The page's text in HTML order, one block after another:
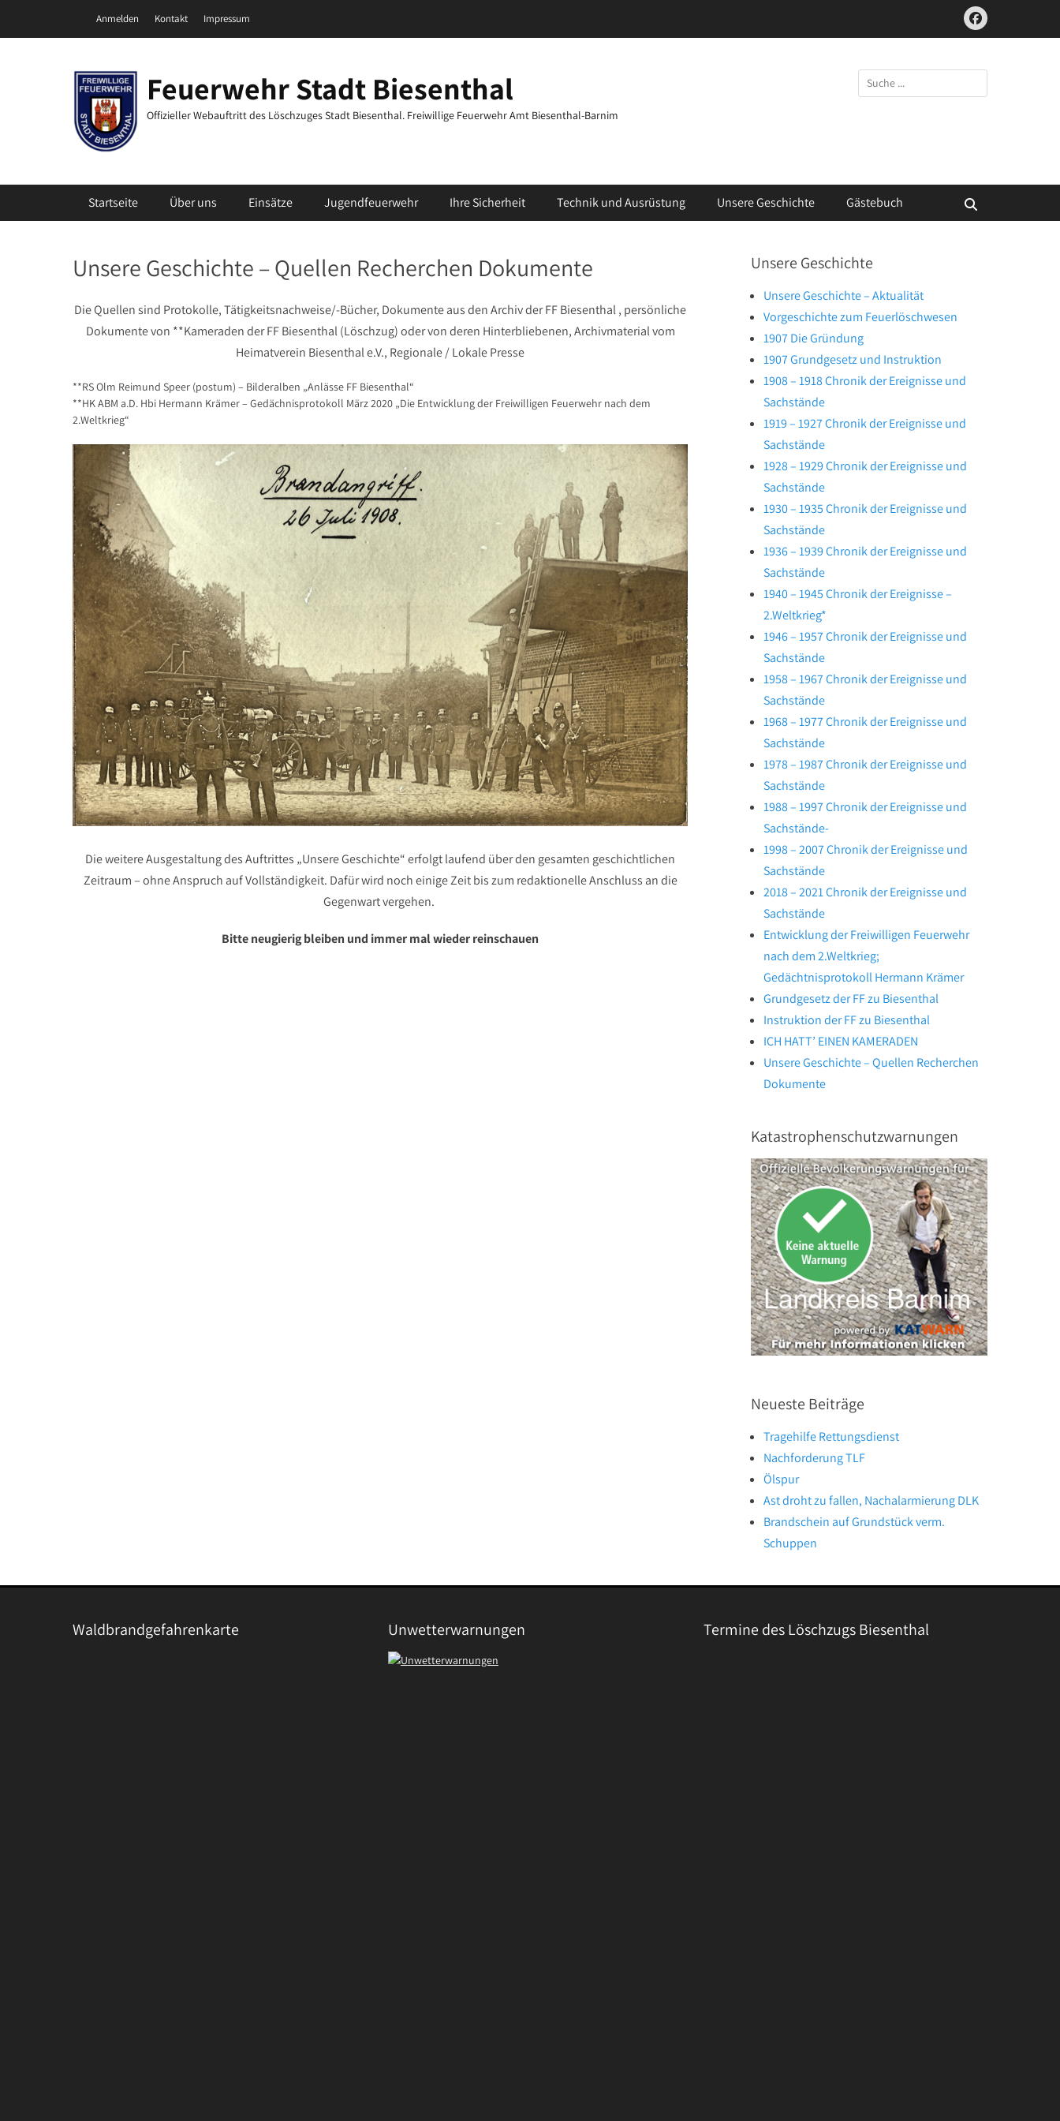
Header Top Menu
Anmelden Kontakt Impressum Facebook
Feuerwehr Stadt Biesenthal
Offizieller Webauftritt des Löschzuges Stadt Biesenthal. Freiwillige Feuerwehr Amt Biesenthal-Barnim
Suchen
nach:
Primäres Menü
Startseite Über uns Einsätze Jugendfeuerwehr Ihre Sicherheit Technik und Ausrüstung Unsere Geschichte Gästebuch
Unsere Geschichte – Quellen Recherchen Dokumente
Die Quellen sind Protokolle, Tätigkeitsnachweise/-Bücher, Dokumente aus den Archiv der FF Biesenthal , persönliche
Dokumente von **Kameraden der FF Biesenthal (Löschzug) oder von deren Hinterbliebenen, Archivmaterial vom
Heimatverein Biesenthal e.V., Regionale / Lokale Presse
**RS Olm Reimund Speer (postum) – Bilderalben „Anlässe FF Biesenthal“
**HK ABM a.D. Hbi Hermann Krämer – Gedächnisprotokoll März 2020 „Die Entwicklung der Freiwilligen Feuerwehr nach dem
2.Weltkrieg“
Die weitere Ausgestaltung des Auftrittes „Unsere Geschichte“ erfolgt laufend über den gesamten geschichtlichen
Zeitraum – ohne Anspruch auf Vollständigkeit. Dafür wird noch einige Zeit bis zum redaktionelle Anschluss an die
Gegenwart vergehen.
Bitte neugierig bleiben und immer mal wieder reinschauen
Unsere Geschichte
Unsere Geschichte – Aktualität
Vorgeschichte zum Feuerlöschwesen
1907 Die Gründung
1907 Grundgesetz und Instruktion
1908 – 1918 Chronik der Ereignisse und
Sachstände
1919 – 1927 Chronik der Ereignisse und
Sachstände
1928 – 1929 Chronik der Ereignisse und
Sachstände
1930 – 1935 Chronik der Ereignisse und
Sachstände
1936 – 1939 Chronik der Ereignisse und
Sachstände
1940 – 1945 Chronik der Ereignisse –
2.Weltkrieg*
1946 – 1957 Chronik der Ereignisse und
Sachstände
1958 – 1967 Chronik der Ereignisse und
Sachstände
1968 – 1977 Chronik der Ereignisse und
Sachstände
1978 – 1987 Chronik der Ereignisse und
Sachstände
1988 – 1997 Chronik der Ereignisse und
Sachstände-
1998 – 2007 Chronik der Ereignisse und
Sachstände
2018 – 2021 Chronik der Ereignisse und
Sachstände
Entwicklung der Freiwilligen Feuerwehr
nach dem 2.Weltkrieg;
Gedächtnisprotokoll Hermann Krämer
Grundgesetz der FF zu Biesenthal
Instruktion der FF zu Biesenthal
ICH HATT’ EINEN KAMERADEN
Unsere Geschichte – Quellen Recherchen
Dokumente
Katastrophenschutzwarnungen
Neueste Beiträge
Tragehilfe Rettungsdienst
Nachforderung TLF
Ölspur
Ast droht zu fallen, Nachalarmierung DLK
Brandschein auf Grundstück verm.
Schuppen
Waldbrandgefahrenkarte Unwetterwarnungen Termine des Löschzugs Biesenthal